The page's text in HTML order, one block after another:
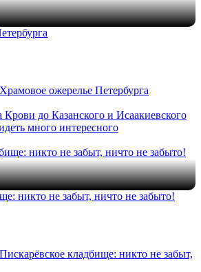
до Казанского и Исаакиевского
много интересного
никто не забыт, ничто не забыто!